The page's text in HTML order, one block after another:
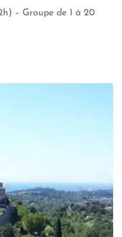
– Groupe de 1 à 20